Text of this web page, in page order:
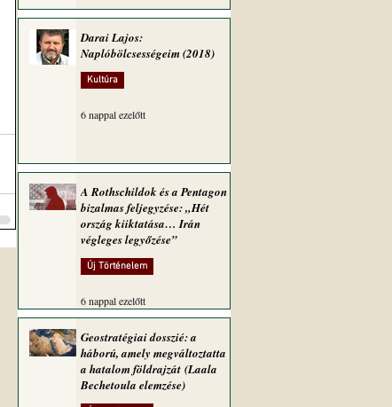
Darai Lajos:
Naplóbölcsességeim (2018)
Kultúra
6 nappal ezelőtt
A Rothschildok és a Pentagon
bizalmas feljegyzése: „Hét
ország kiiktatása… Irán
végleges legyőzése”
Új Történelem
6 nappal ezelőtt
Geostratégiai dosszié: a
háború, amely megváltoztatta
a hatalom földrajzát (Laala
Bechetoula elemzése)